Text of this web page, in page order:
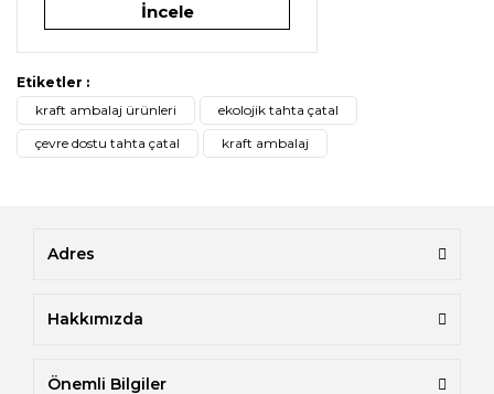
İncele
Etiketler :
kraft ambalaj ürünleri
ekolojik tahta çatal
çevre dostu tahta çatal
kraft ambalaj
Adres
Hakkımızda
Önemli Bilgiler